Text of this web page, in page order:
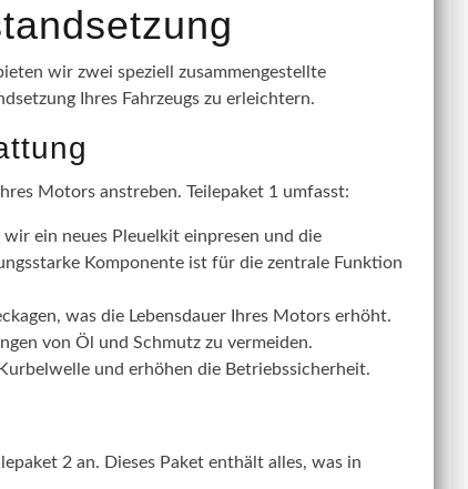
wir zwei speziell zusammengestellte
Ihres Fahrzeugs zu erleichtern.
Motors anstreben. Teilepaket 1 umfasst:
ein neues Pleuelkit einpresen und die
Komponente ist für die zentrale Funktion
was die Lebensdauer Ihres Motors erhöht.
von Öl und Schmutz zu vermeiden.
und erhöhen die Betriebssicherheit.
2 an. Dieses Paket enthält alles, was in